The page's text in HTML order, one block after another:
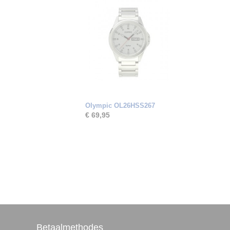
Olympic OL26HSS267
€ 69,95
Betaalmethodes